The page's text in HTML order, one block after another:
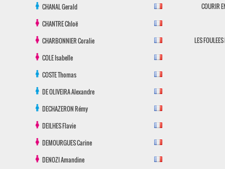
CHANALGerald COURIR
CHANTREChloë
CHARBONNIERCoralie LES
COLEIsabelle
COSTEThomas
DE OLIVEIRAAlexandre
DECHAZERONRémy
DEILHESFlavie
DEMOURGUESCarine
DENOZIAmandine